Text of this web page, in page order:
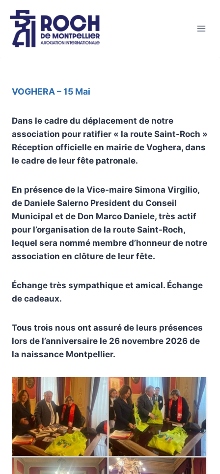
VOGHERA – 15 Mai
Dans le cadre du déplacement de notre
association pour ratifier « la route Saint-Roch »
Réception officielle en mairie de Voghera, dans
le cadre de leur fête patronale.
En présence de la Vice-maire Simona Virgilio,
de Daniele Salerno President du Conseil
Municipal et de Don Marco Daniele, très actif
pour l’organisation de la route Saint-Roch,
lequel sera nommé membre d’honneur de notre
association en clôture de leur fête.
Échange très sympathique et amical. Échange
de cadeaux.
Tous trois nous ont assuré de leurs présences
lors de l’anniversaire le 26 novembre 2026 de
la naissance Montpellier.